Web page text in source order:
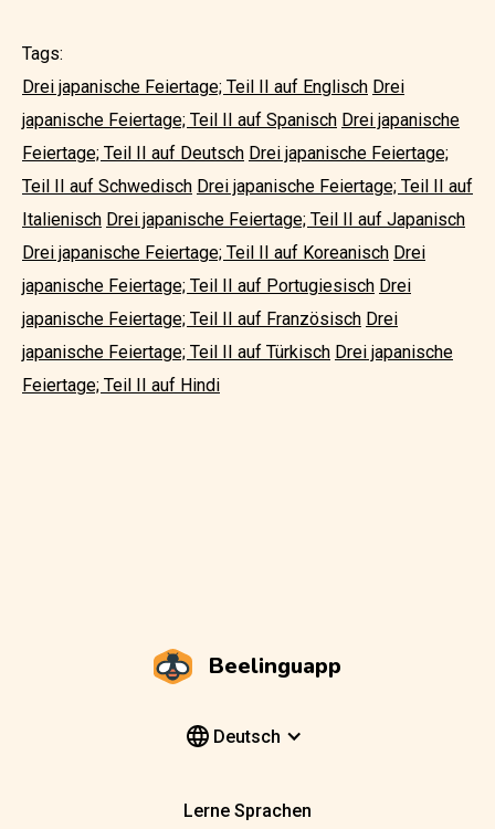
Tags:
Drei japanische Feiertage; Teil II auf Englisch Drei
japanische Feiertage; Teil II auf Spanisch Drei japanische
Feiertage; Teil II auf Deutsch Drei japanische Feiertage;
Teil II auf Schwedisch Drei japanische Feiertage; Teil II auf
Italienisch Drei japanische Feiertage; Teil II auf Japanisch
Drei japanische Feiertage; Teil II auf Koreanisch Drei
japanische Feiertage; Teil II auf Portugiesisch Drei
japanische Feiertage; Teil II auf Französisch Drei
japanische Feiertage; Teil II auf Türkisch Drei japanische
Feiertage; Teil II auf Hindi
Beelinguapp
Deutsch
Lerne Sprachen